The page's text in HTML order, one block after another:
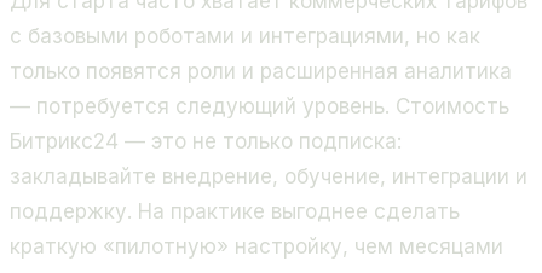
с базовыми роботами и интеграциями, но как
только появятся роли и расширенная аналитика
— потребуется следующий уровень. Стоимость
Битрикс24 — это не только подписка:
закладывайте внедрение, обучение, интеграции и
поддержку. На практике выгоднее сделать
краткую «пилотную» настройку, чем месяцами